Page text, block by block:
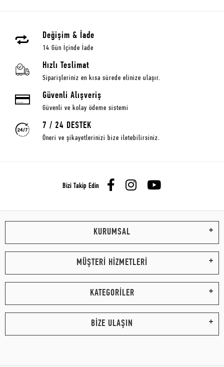
Değişim & İade
14 Gün İçinde İade
Hızlı Teslimat
Siparişleriniz en kısa sürede elinize ulaşır.
Güvenli Alışveriş
Güvenli ve kolay ödeme sistemi
7 / 24 DESTEK
Öneri ve şikayetlerinizi bize iletebilirsiniz.
Bizi Takip Edin
KURUMSAL
MÜŞTERİ HİZMETLERİ
KATEGORİLER
BİZE ULAŞIN